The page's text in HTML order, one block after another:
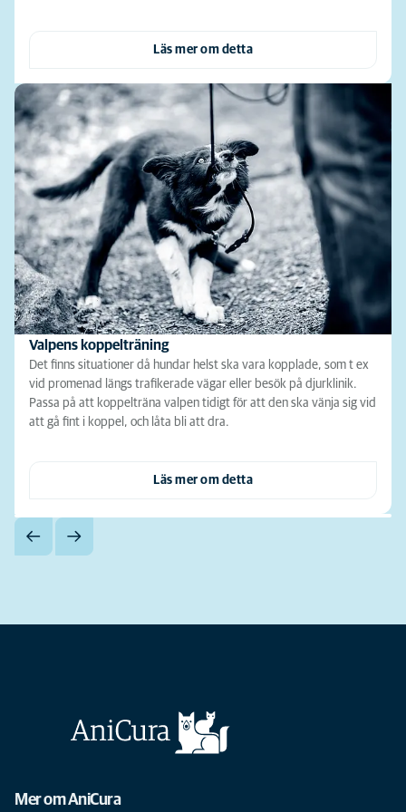
Läs mer om detta
Valpens koppelträning
Det finns situationer då hundar helst ska vara kopplade, som t ex
vid promenad längs trafikerade vägar eller besök på djurklinik.
Passa på att koppelträna valpen tidigt för att den ska vänja sig vid
att gå fint i koppel, och låta bli att dra.
Läs mer om detta
Mer om AniCura